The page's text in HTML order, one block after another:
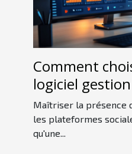
Comment
logiciel
sociaux pour
Maîtriser la présence
les plateformes
qu'une...